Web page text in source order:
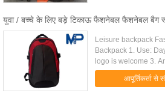
युवा / बच्चे के लिए बड़े टिकाऊ फैशनेबल फैशनेबल बैग
Leisure backpack
Backpack 1. Use:
logo is welcome 3.
welcome 4. High
Product info Item
आपूर्तिकर्ता से